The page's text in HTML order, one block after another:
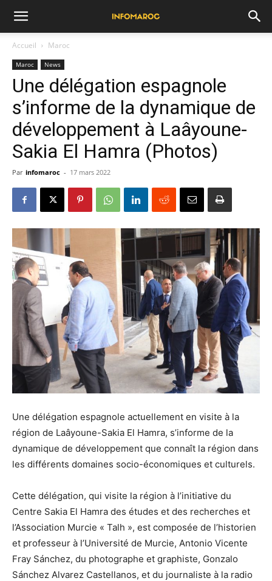
Accueil Maroc
Maroc News
Une délégation espagnole
s’informe de la dynamique de
développement à Laâyoune-
Sakia El Hamra (Photos)
Par infomaroc - 17 mars 2022
Une délégation espagnole actuellement en visite à la
région de Laâyoune-Sakia El Hamra, s’informe de la
dynamique de développement que connaît la région dans
les différents domaines socio-économiques et culturels.
Cette délégation, qui visite la région à l’initiative du
Centre Sakia El Hamra des études et des recherches et
l’Association Murcie « Talh », est composée de l’historien
et professeur à l’Université de Murcie, Antonio Vicente
Fray Sánchez, du photographe et graphiste, Gonzalo
Sánchez Alvarez Castellanos, et du journaliste à la radio